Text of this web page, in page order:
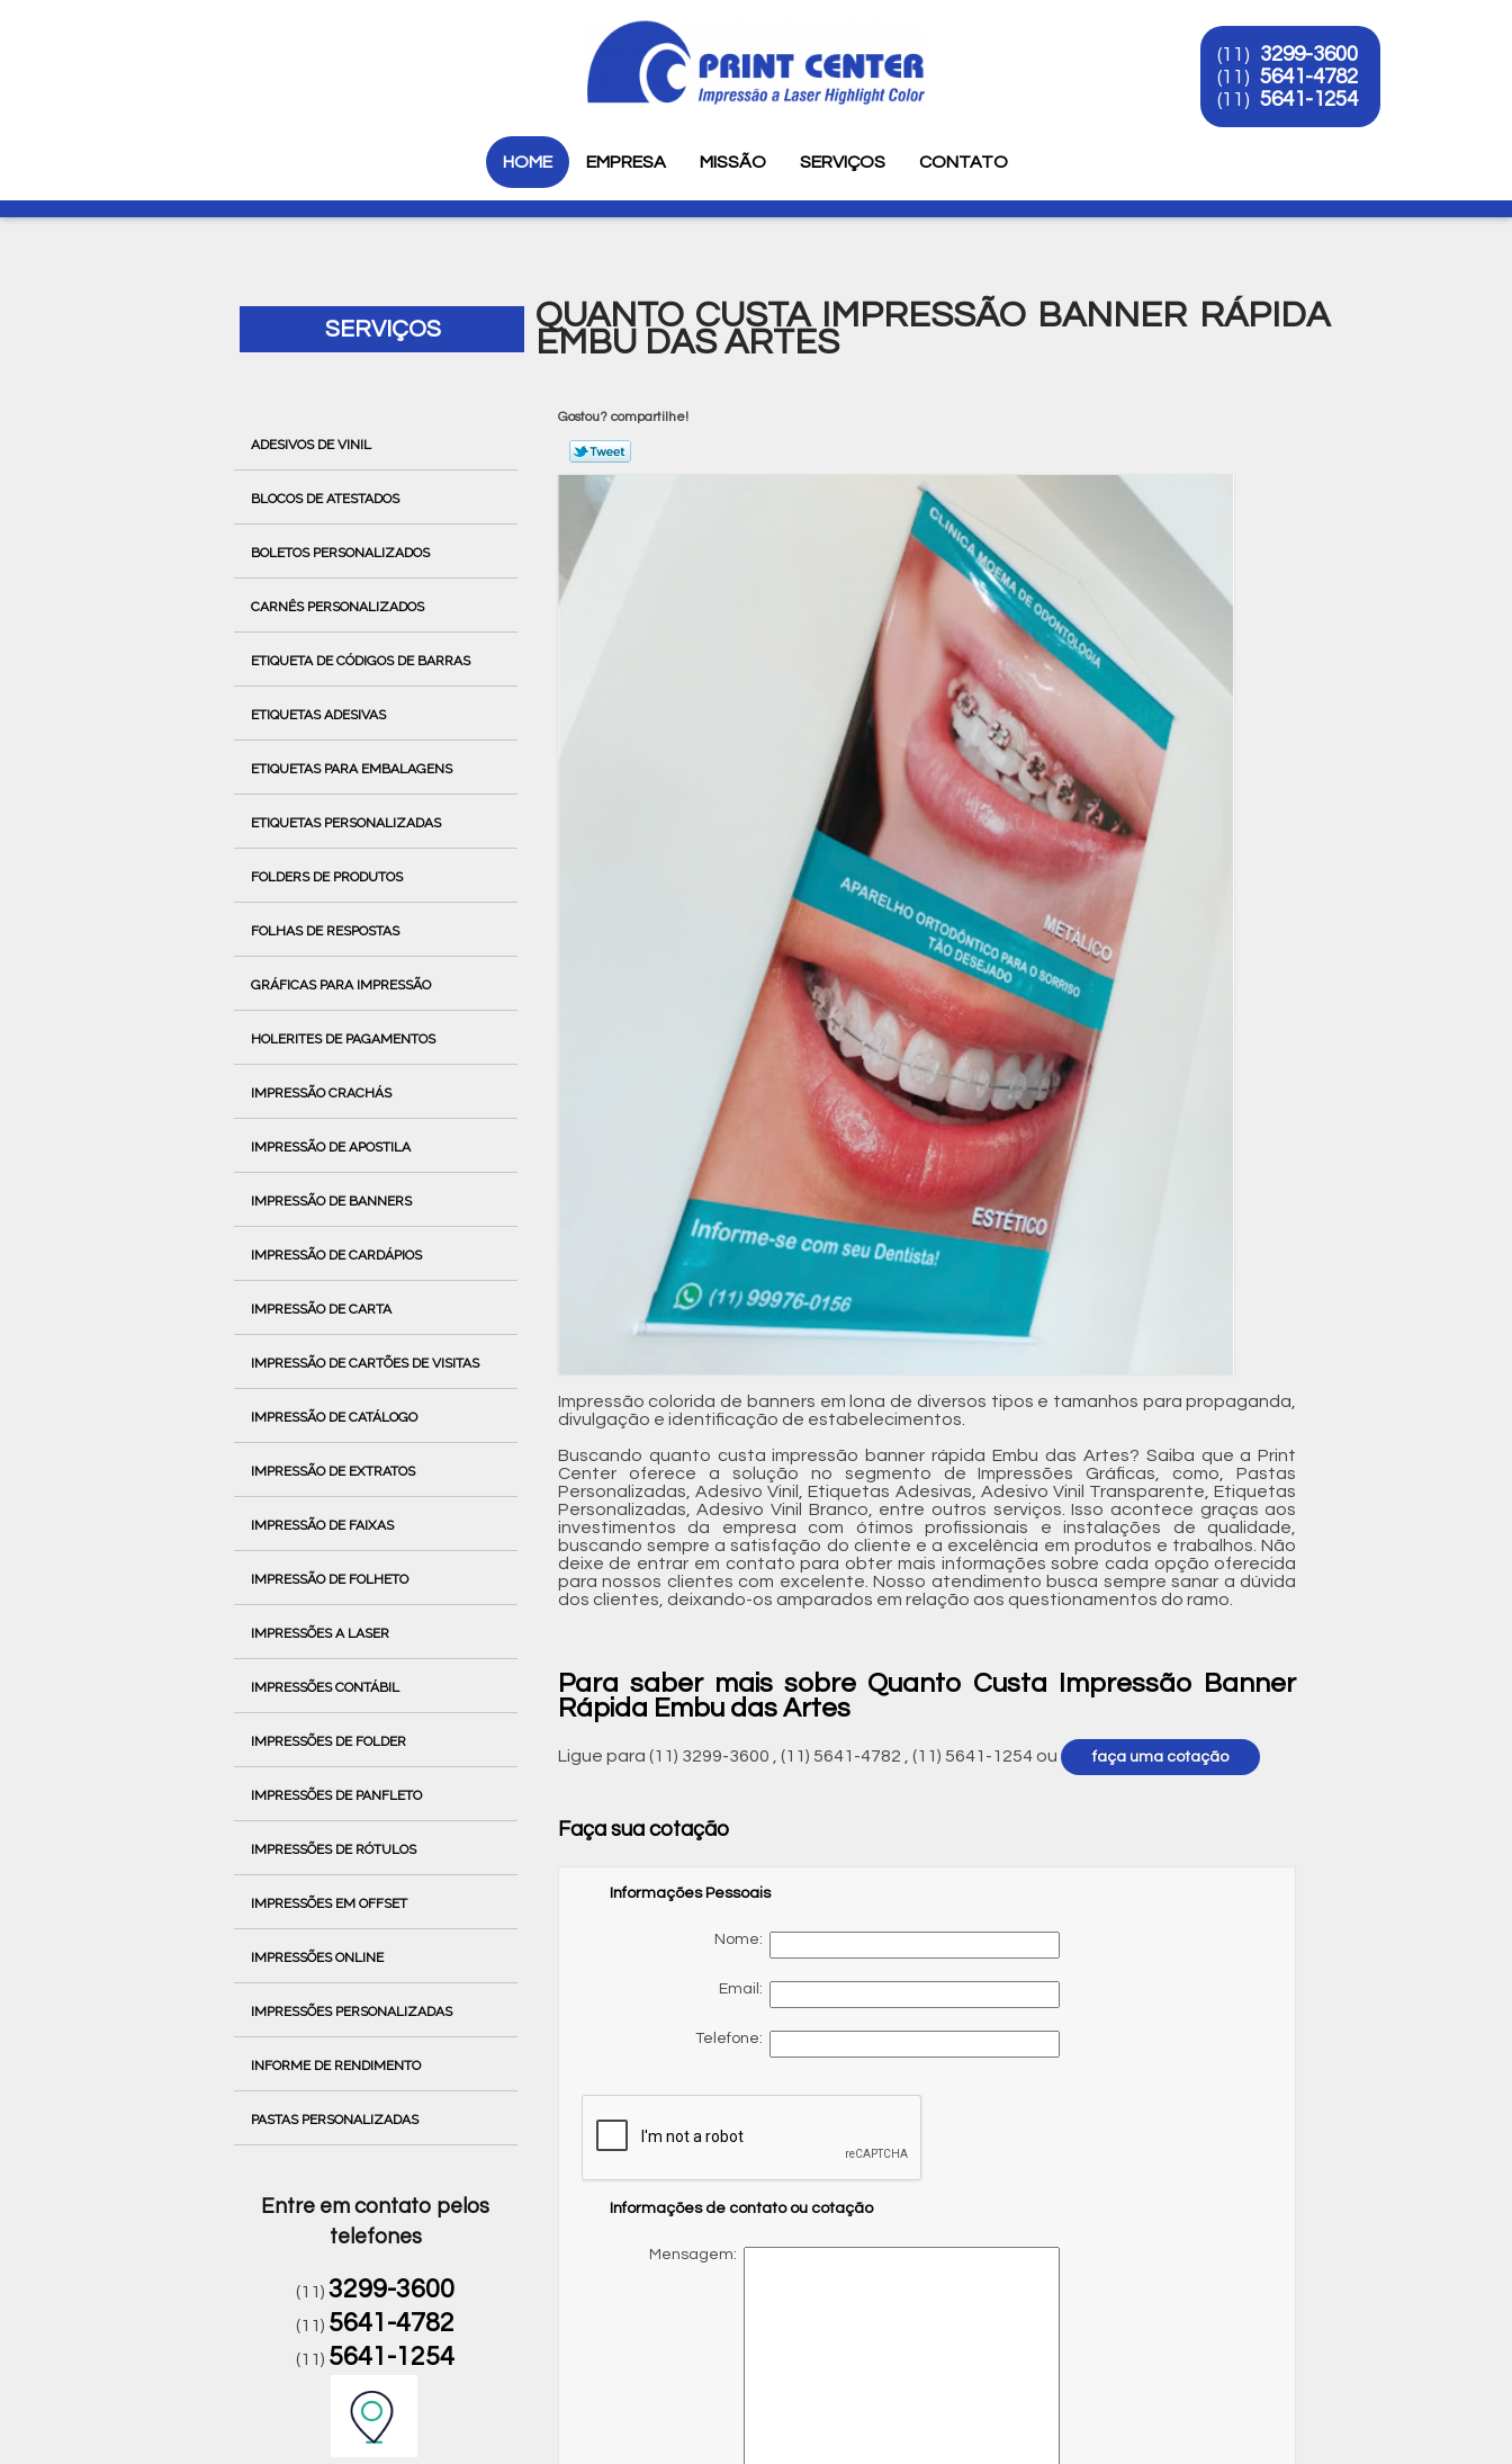
HOME EMPRESA MISSÃO SERVIÇOS CONTATO
(11) 3299-3600
(11) 5641-4782
(11) 5641-1254
SERVIÇOS
ADESIVOS DE VINIL
BLOCOS DE ATESTADOS
BOLETOS PERSONALIZADOS
CARNÊS PERSONALIZADOS
ETIQUETA DE CÓDIGOS DE BARRAS
ETIQUETAS ADESIVAS
ETIQUETAS PARA EMBALAGENS
ETIQUETAS PERSONALIZADAS
FOLDERS DE PRODUTOS
FOLHAS DE RESPOSTAS
GRÁFICAS PARA IMPRESSÃO
HOLERITES DE PAGAMENTOS
IMPRESSÃO CRACHÁS
IMPRESSÃO DE APOSTILA
IMPRESSÃO DE BANNERS
IMPRESSÃO DE CARDÁPIOS
IMPRESSÃO DE CARTA
IMPRESSÃO DE CARTÕES DE VISITAS
IMPRESSÃO DE CATÁLOGO
IMPRESSÃO DE EXTRATOS
IMPRESSÃO DE FAIXAS
IMPRESSÃO DE FOLHETO
IMPRESSÕES A LASER
IMPRESSÕES CONTÁBIL
IMPRESSÕES DE FOLDER
IMPRESSÕES DE PANFLETO
IMPRESSÕES DE RÓTULOS
IMPRESSÕES EM OFFSET
IMPRESSÕES ONLINE
IMPRESSÕES PERSONALIZADAS
INFORME DE RENDIMENTO
PASTAS PERSONALIZADAS
Entre em contato pelos
telefones
(11)3299-3600
(11) 5641-4782
(11) 5641-1254
QUANTO CUSTA IMPRESSÃO BANNER RÁPIDA
EMBU DAS ARTES
Gostou? compartilhe!
Impressão colorida de banners em lona de diversos tipos e tamanhos para propaganda,
divulgação e identificação de estabelecimentos.
Buscando quanto custa impressão banner rápida Embu das Artes? Saiba que a Print
Center oferece a solução no segmento de Impressões Gráficas, como, Pastas
Personalizadas, Adesivo Vinil, Etiquetas Adesivas, Adesivo Vinil Transparente, Etiquetas
Personalizadas, Adesivo Vinil Branco, entre outros serviços. Isso acontece graças aos
investimentos da empresa com ótimos profissionais e instalações de qualidade,
buscando sempre a satisfação do cliente e a excelência em produtos e trabalhos. Não
deixe de entrar em contato para obter mais informações sobre cada opção oferecida
para nossos clientes com excelente. Nosso atendimento busca sempre sanar a dúvida
dos clientes, deixando-os amparados em relação aos questionamentos do ramo.
Para saber mais sobre Quanto Custa Impressão Banner
Rápida Embu das Artes
Ligue para (11) 3299-3600 (11) 5641-4782 (11) 5641-1254 ou faça uma cotação
Faça sua cotação
Informações Pessoais
Nome:
Email:
Telefone:
Informações de contato ou cotação
Mensagem: